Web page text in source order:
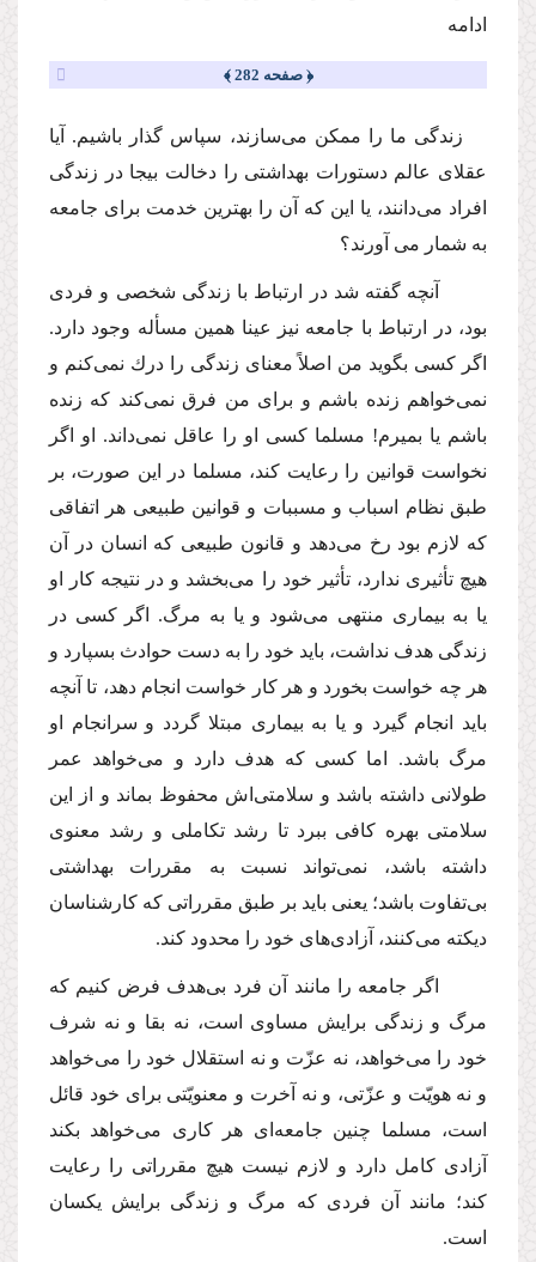
ادامه
﴿ صفحه 282 ﴾
زندگى ما را ممكن مى‌سازند، سپاس گذار باشیم. آیا
عقلاى عالم دستورات بهداشتى را دخالت بیجا در زندگى
افراد مى‌دانند، یا این كه آن را بهترین خدمت براى جامعه
به شمار مى آورند؟
آنچه گفته شد در ارتباط با زندگى شخصى و فردى
بود، در ارتباط با جامعه نیز عینا همین مسأله وجود دارد.
اگر كسى بگوید من اصلاً معناى زندگى را درك نمى‌كنم و
نمى‌خواهم زنده باشم و براى من فرق نمى‌كند كه زنده
باشم یا بمیرم! مسلما كسى او را عاقل نمى‌داند. او اگر
نخواست قوانین را رعایت كند، مسلما در این صورت، بر
طبق نظام اسباب و مسببات و قوانین طبیعى هر اتفاقى
كه لازم بود رخ مى‌دهد و قانون طبیعى كه انسان در آن
هیچ تأثیرى ندارد، تأثیر خود را مى‌بخشد و در نتیجه كار او
یا به بیمارى منتهى مى‌شود و یا به مرگ. اگر كسى در
زندگى هدف نداشت، باید خود را به دست حوادث بسپارد و
هر چه خواست بخورد و هر كار خواست انجام دهد، تا آنچه
باید انجام گیرد و یا به بیمارى مبتلا گردد و سرانجام او
مرگ باشد. اما كسى كه هدف دارد و مى‌خواهد عمر
طولانى داشته باشد و سلامتى‌اش محفوظ بماند و از این
سلامتى بهره كافى ببرد تا رشد تكاملى و رشد معنوى
داشته باشد، نمى‌تواند نسبت به مقررات بهداشتى
بى‌تفاوت باشد؛ یعنى باید بر طبق مقرراتى كه كارشناسان
دیكته مى‌كنند، آزادى‌هاى خود را محدود كند.
اگر جامعه را مانند آن فرد بى‌هدف فرض كنیم كه
مرگ و زندگى برایش مساوى است، نه بقا و نه شرف
خود را مى‌خواهد، نه عزّت و نه استقلال خود را مى‌خواهد
و نه هویّت و عزّتى، و نه آخرت و معنویّتى براى خود قائل
است، مسلما چنین جامعه‌اى هر كارى مى‌خواهد بكند
آزادى كامل دارد و لازم نیست هیچ مقرراتى را رعایت
كند؛ مانند آن فردى كه مرگ و زندگى برایش یكسان
است.